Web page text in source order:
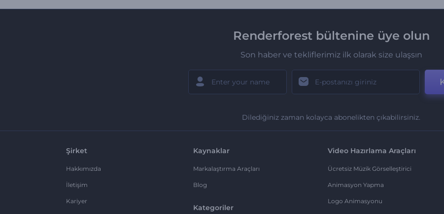
Renderforest bültenine üye olun
Son haber ve tekliflerimiz ilk olarak size ulaşsın
Dilediğiniz zaman kolayca abonelikten çıkabilirsiniz.
Şirket
Hakkımızda
İletişim
Kariyer
Kaynaklar
Markalaştırma Araçları
Blog
Kategoriler
Video Hazırlama Araçları
Ücretsiz Müzik Görselleştirici
Animasyon Yapma
Logo Animasyonu